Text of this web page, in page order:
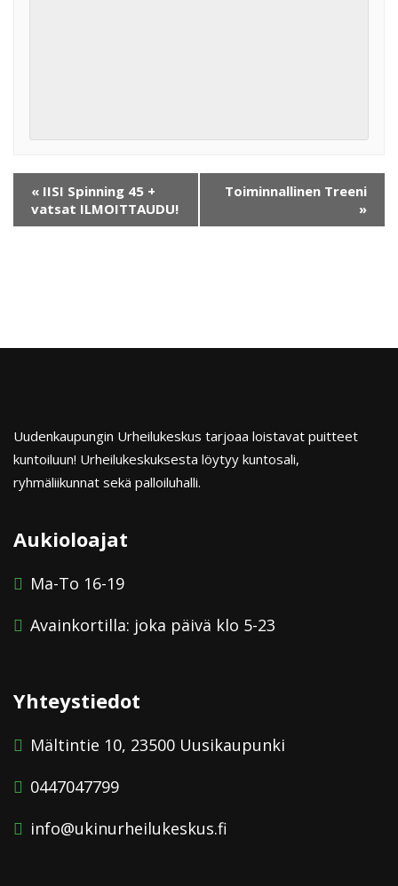
« IISI Spinning 45 +
vatsat ILMOITTAUDU!
Toiminnallinen Treeni
»
Uudenkaupungin Urheilukeskus tarjoaa loistavat puitteet
kuntoiluun! Urheilukeskuksesta löytyy kuntosali,
ryhmäliikunnat sekä palloiluhalli.
Aukioloajat
Ma-To 16-19
Avainkortilla: joka päivä klo 5-23
Yhteystiedot
Mältintie 10, 23500 Uusikaupunki
0447047799
info@ukinurheilukeskus.fi